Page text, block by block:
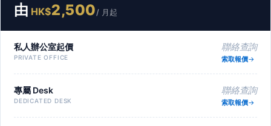
由 HK$2,500/ 月起
私人辦公室起價
PRIVATE OFFICE
聯絡查詢
索取報價
專屬 Desk
DEDICATED DESK
聯絡查詢
索取報價